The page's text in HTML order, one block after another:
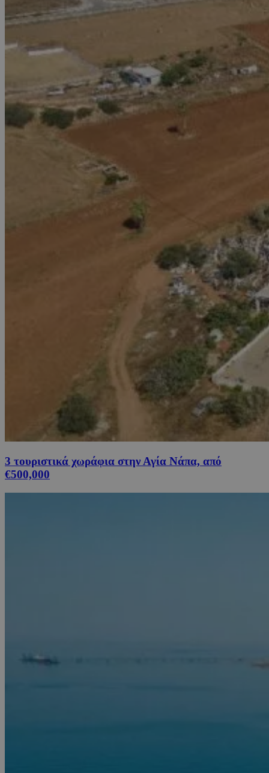
3 τουριστικά χωράφια στην Αγία Νάπα, από
€500,000